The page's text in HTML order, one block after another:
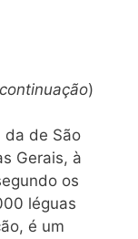
continuação)
da de São
Gerais, à
os
léguas
é um